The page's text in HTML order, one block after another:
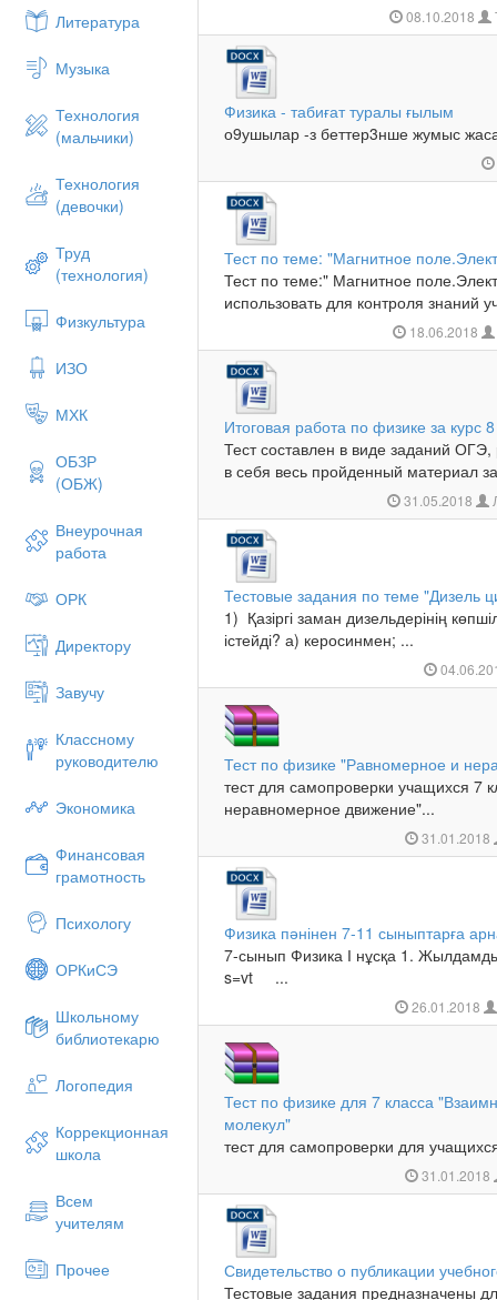
Литература
Музыка
Технология
(мальчики)
Технология
(девочки)
Труд
(технология)
Физкультура
ИЗО
МХК
ОБЗР
(ОБЖ)
Внеурочная
работа
ОРК
Директору
Завучу
Классному
руководителю
Экономика
Финансовая
грамотность
Психологу
ОРКиСЭ
Школьному
библиотекарю
Логопедия
Коррекционная
школа
Всем
учителям
Прочее
08.10.2018
Физика - табиғат туралы ғылым
о9ушылар -з беттер3нше жумыс
Тест по теме: "Магнитное
Тест по теме:" Магнитное
использовать для контроля знаний
18.06.2018
Итоговая работа по физике за курс
Тест составлен в виде заданий
в себя весь пройденный материал
31.05.2018
Тестовые задания по теме
1) Қазіргі заман дизельдерінің
істейді? а) керосинмен; ...
Тест по физике "Равномерное и
тест для самопроверки учащихся 7
неравномерное движение"...
31.01.2018
Физика пәнінен 7-11 сыныптарға
7-сынып Физика І нұсқа 1.
s=vt ...
26.01.2018
Тест по физике для 7 класса
молекул"
тест для самопроверки для
31.01.2018
Свидетельство о публикации
Тестовые задания предназначены